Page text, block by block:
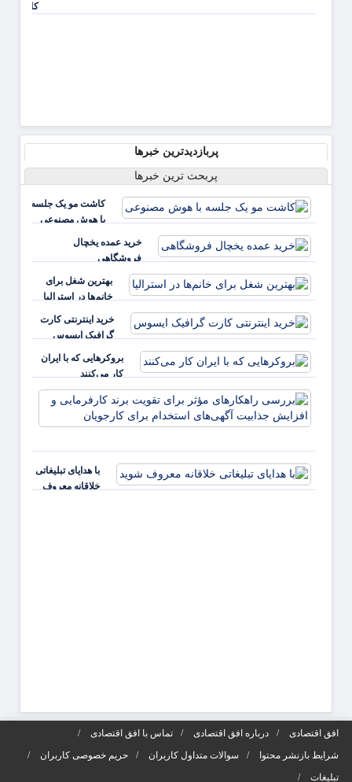
کاهش
پربازدیدترین خبرها
پربحث ترین خبرها
کاشت مو یک جلسه
با هوش مصنوعی
خرید عمده یخچال
فروشگاهی
بهترین شغل برای
خانم‌ها در استرالیا
خرید اینترنتی کارت
گرافیک ایسوس
بروکرهایی‌ که با ایران
کار می‌کنند
با هدایای تبلیغاتی
خلاقانه معروف
افق اقتصادی درباره افق اقتصادی
تماس با افق اقتصادی
شرایط بازنشر محتوا
سوالات متداول کاربران
حریم خصوصی کاربران
تبلیغات